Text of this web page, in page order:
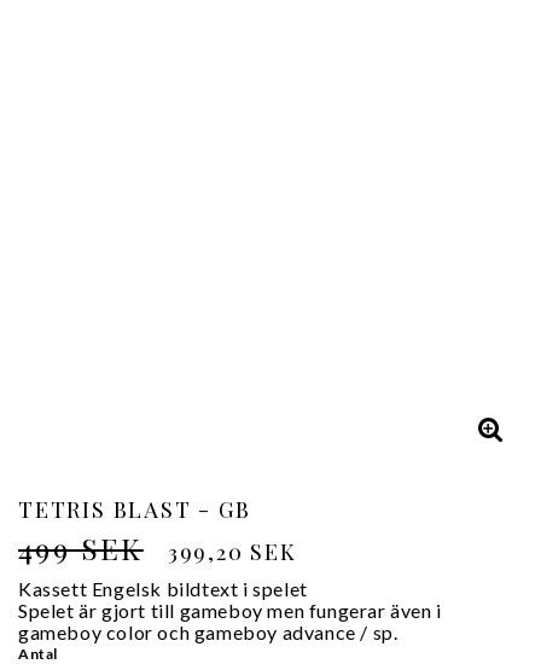
TETRIS BLAST - GB
499 SEK 399,20 SEK
Kassett Engelsk bildtext i spelet
Spelet är gjort till gameboy men fungerar även i
gameboy color och gameboy advance / sp.
Antal